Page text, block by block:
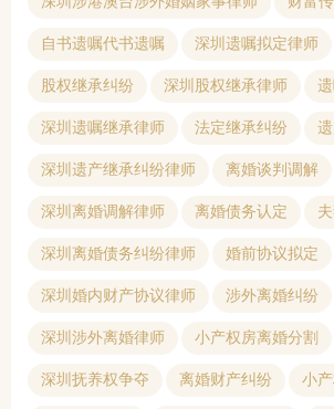
自书遗嘱代书遗嘱 深圳遗嘱拟定律师
股权继承纠纷 深圳股权继承律师
深圳遗嘱继承律师 法定继承纠纷
深圳遗产继承纠纷律师 离婚谈判调解
深圳离婚调解律师 离婚债务认定
深圳离婚债务纠纷律师 婚前协议拟定
深圳婚内财产协议律师 涉外离婚纠纷
深圳涉外离婚律师 小产权房离婚分割
深圳抚养权争夺 离婚财产纠纷 小